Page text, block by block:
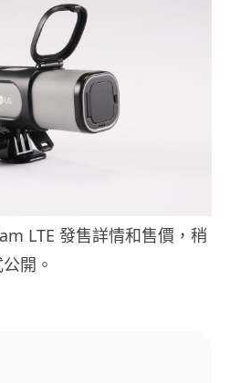
LTE 發售詳情和售價，稍
開。